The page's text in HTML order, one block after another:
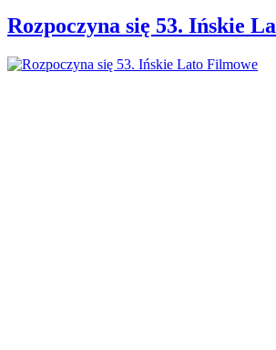
Rozpoczyna się 53. Ińskie